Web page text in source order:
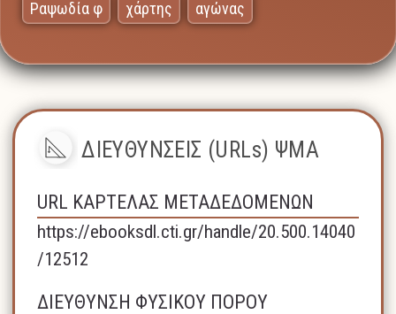
Ραψωδία φ χάρτης αγώνας
ΔΙΕΥΘΥΝΣΕΙΣ (URLs) ΨΜΑ
URL ΚΑΡΤΕΛΑΣ ΜΕΤΑΔΕΔΟΜΕΝΩΝ
https://ebooksdl.cti.gr/handle/20.500.14040
/12512
ΔΙΕΥΘΥΝΣΗ ΦΥΣΙΚΟΥ ΠΟΡΟΥ